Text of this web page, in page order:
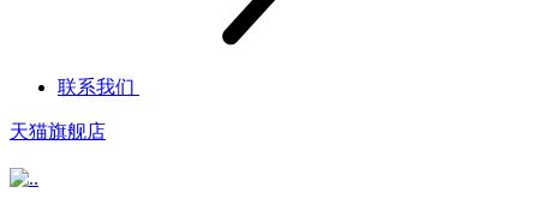
联系我们
天猫旗舰店